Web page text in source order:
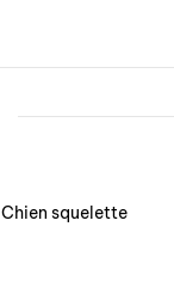
Chien squelette